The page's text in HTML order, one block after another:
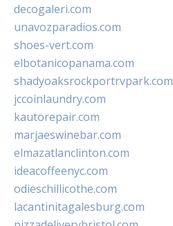
decogaleri.com
unavozparadios.com
shoes-vert.com
elbotanicopanama.com
shadyoaksrockportrvpark.com
jccoinlaundry.com
kautorepair.com
marjaeswinebar.com
elmazatlanclinton.com
ideacoffeenyc.com
odieschillicothe.com
lacantinitagalesburg.com